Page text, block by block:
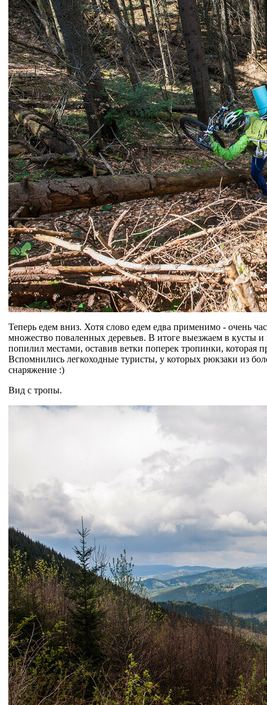
Теперь едем вниз. Хотя слово едем едва применимо - очень
множество поваленных деревьев. В итоге выезжаем в кусты
попилил местами, оставив ветки поперек тропинки, которая
Вспомнились легкоходные туристы, у которых рюкзаки из
снаряжение :)
Вид с тропы.